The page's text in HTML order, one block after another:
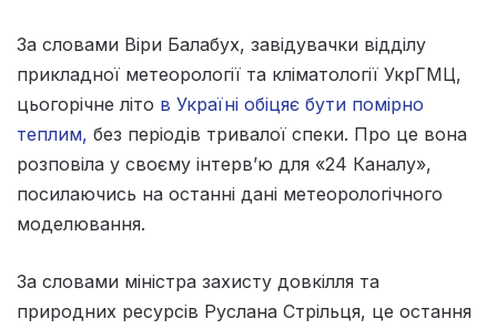
За словами Віри Балабух, завідувачки відділу
прикладної метеорології та кліматології УкрГМЦ,
цьогорічне літо в Україні обіцяє бути помірно
теплим, без періодів тривалої спеки. Про це вона
розповіла у своєму інтерв’ю для «24 Каналу»,
посилаючись на останні дані метеорологічного
моделювання.
За словами міністра захисту довкілля та
природних ресурсів Руслана Стрільця, це остання